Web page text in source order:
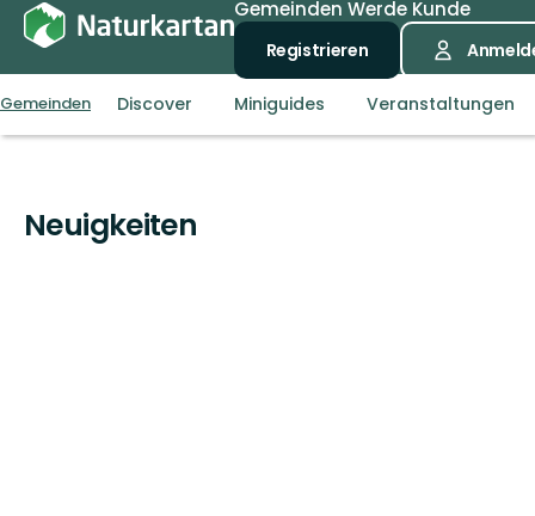
Gemeinden Werde Kunde
Registrieren
Gemeinden Aure
Discover Miniguides Veranstaltungen
Neuigkeiten